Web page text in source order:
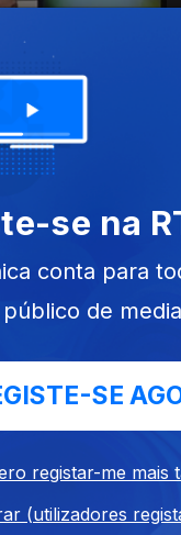
se na
conta para
de media
SE
registar-me mais
(utilizadores